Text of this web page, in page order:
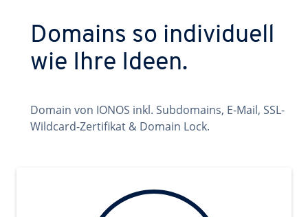
Domains so individuell
wie Ihre Ideen.
Domain von IONOS inkl. Subdomains, E-Mail, SSL-
Wildcard-Zertifikat & Domain Lock.